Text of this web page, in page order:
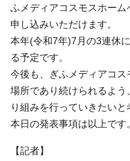
ふメディアコスモスホー
申し込みいただけます。
本年(令和7年)7月の3連休
る予定です。
今後も、ぎふメディアコ
場所であり続けられるよ
り組みを行っていきたいと
本日の発表事項は以上です
【記者】